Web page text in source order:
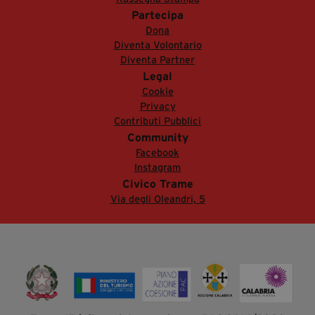
Partecipa
Dona
Diventa Volontario
Diventa Partner
Legal
Cookie
Privacy
Contributi Pubblici
Community
Facebook
Instagram
Civico Trame
Via degli Oleandri, 5